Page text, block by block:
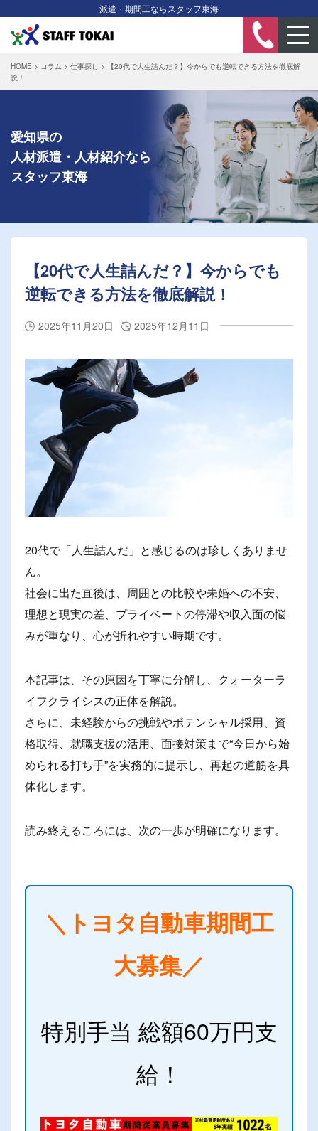
派遣・期間工ならスタッフ東海
HOME > コラム > 仕事探し >
【20代で人生詰んだ？】今からでも逆転できる方法を徹底解
説！
愛知県の
人材派遣・人材紹介なら
スタッフ東海
【20代で人生詰んだ？】今からでも
逆転できる方法を徹底解説！
2025年11月20日 2025年12月11日
20代で「人生詰んだ」と感じるのは珍しくありませ
ん。
社会に出た直後は、周囲との比較や未婚への不安、
理想と現実の差、プライベートの停滞や収入面の悩
みが重なり、心が折れやすい時期です。
本記事は、その原因を丁寧に分解し、クォーターラ
イフクライシスの正体を解説。
さらに、未経験からの挑戦やポテンシャル採用、資
格取得、就職支援の活用、面接対策まで“今日から始
められる打ち手”を実務的に提示し、再起の道筋を具
体化します。
読み終えるころには、次の一歩が明確になります。
＼トヨタ自動車期間工
大募集／
特別手当 総額60万円支
給！